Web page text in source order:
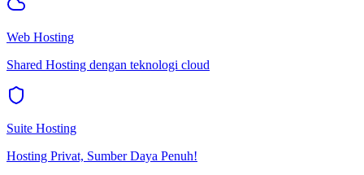
Web Hosting
Shared Hosting dengan teknologi cloud
Suite Hosting
Hosting Privat, Sumber Daya Penuh!